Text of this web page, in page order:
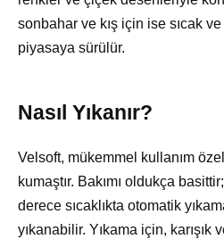
sonbahar ve kış için ise sıcak
piyasaya sürülür.
Nasıl Yıkanır?
Velsoft, mükemmel kullanım
kumaştır. Bakımı oldukça
derece sıcaklıkta otomatik
yıkanabilir. Yıkama için,